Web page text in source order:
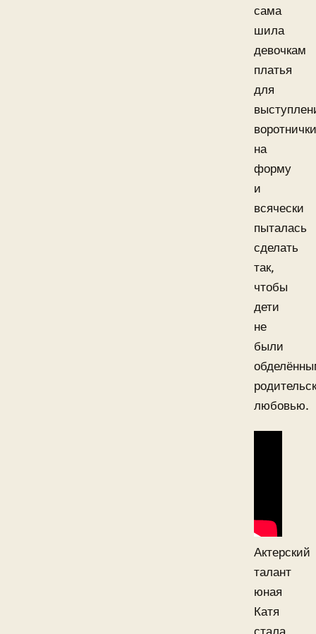
сама
шила
девочкам
платья
для
воротнички
на
форму
и
всячески
пыталась
сделать
так,
чтобы
дети
не
были
любовью.
Актерский
талант
юная
Катя
стала